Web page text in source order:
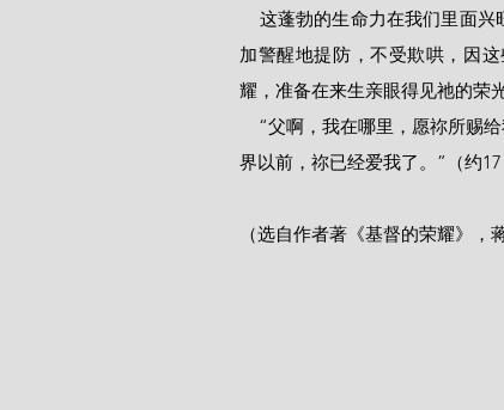
加警醒地提防，不受欺哄，因
耀，准备在来生亲眼得见祂的荣
界以前，祢已经爱我了。”（约17
（选自作者著《基督的荣耀》，